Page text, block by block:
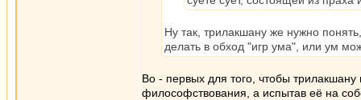
Ну так, трилакшану же нужно
делать в обход "игр ума", или ум
Во - первых для того, чтобы
философствования, а испытав её на